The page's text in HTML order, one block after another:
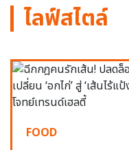
ไลฟ์สไตล์
FOOD